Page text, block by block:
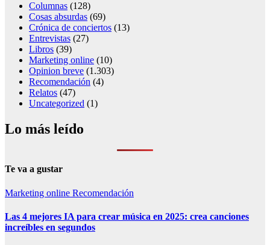
Columnas (128)
Cosas absurdas (69)
Crónica de conciertos (13)
Entrevistas (27)
Libros (39)
Marketing online (10)
Opinion breve (1.303)
Recomendación (4)
Relatos (47)
Uncategorized (1)
Lo más leído
Te va a gustar
Marketing online Recomendación
Las 4 mejores IA para crear música en 2025: crea canciones
increíbles en segundos